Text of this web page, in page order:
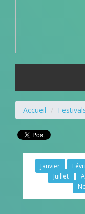
Accueil
Janvier
Juillet